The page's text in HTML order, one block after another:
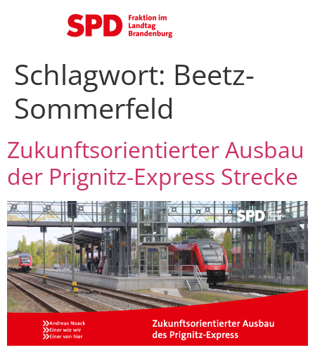
Schlagwort: Beetz-
Sommerfeld
Zukunftsorientierter Ausbau
der Prignitz-Express Strecke